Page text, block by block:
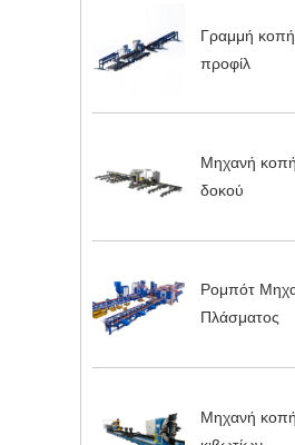
Γραμμή
προφίλ
Μηχανή
δοκού
Ρομπότ
Πλάσματος
Μηχανή